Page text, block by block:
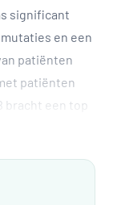
significant
en een
patiënten
patiënten
bracht een top